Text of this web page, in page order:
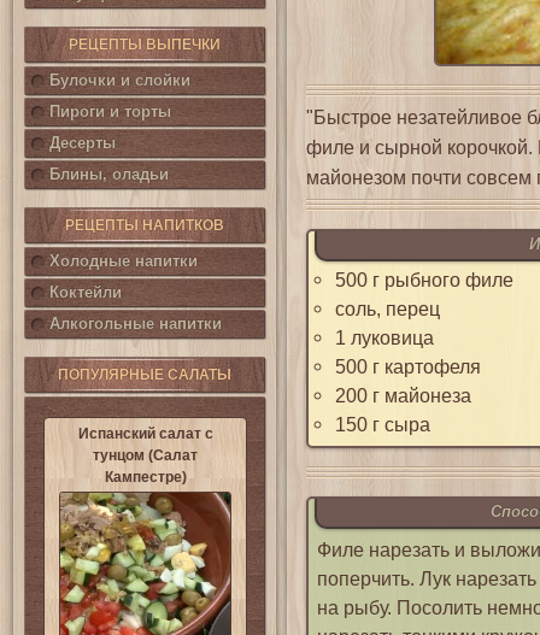
РЕЦЕПТЫ ВЫПЕЧКИ
Булочки и слойки
Пироги и торты
Десерты
Блины, оладьи
РЕЦЕПТЫ НАПИТКОВ
Холодные напитки
Коктейли
Алкогольные напитки
ПОПУЛЯРНЫЕ САЛАТЫ
Испанский салат с
тунцом (Салат
Кампестре)
"Быстрое незатейливое
филе и сырной корочкой.
майонезом почти
500 г рыбного филе
соль, перец
1 луковица
500 г картофеля
200 г майонеза
150 г сыра
Филе нарезать и
поперчить. Лук
на рыбу. Посолить